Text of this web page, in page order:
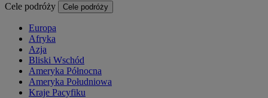
Cele podróży Cele podróży
Europa
Afryka
Azja
Bliski Wschód
Ameryka Północna
Ameryka Południowa
Kraje Pacyfiku